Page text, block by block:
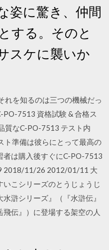
姿に驚き、仲間
する。そのと
スケに襲いか
れを知るのは三つの機械だっ
PO-7513 資格試験 & 合格ス
質なC-PO-7513 テスト内
ト準備は彼らにとって最高の
者は購入後すぐにC-PO-7513
2018/11/26 2012/01/11 大
こシリーズのとうじょうじ
滸シリーズ』（『水滸伝』
伝』）に登場する架空の人